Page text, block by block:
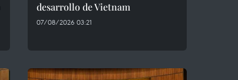
desarrollo de Vietnam
07/08/2026 03:21